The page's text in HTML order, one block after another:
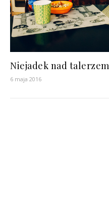
Niejadek nad talerzem
6 maja 2016